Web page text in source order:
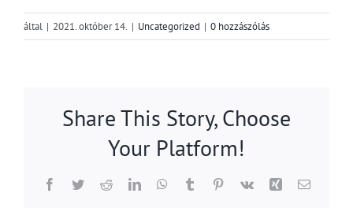
által | 2021. október 14. | Uncategorized | 0 hozzászólás
Share This Story, Choose
Your Platform!
Facebook
TwitterRedditLinkedInWhatsApp
TumblrPinterest
Vk Xing Email: